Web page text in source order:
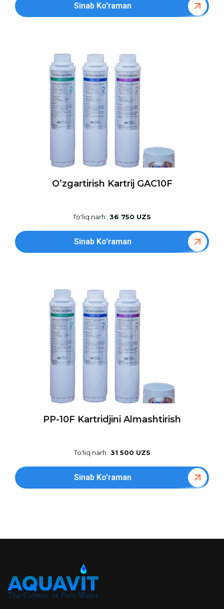
Sinab Ko'raman
O’zgartirish Kartrij GAC10F
To'liq narh: 36 750 UZS
Sinab Ko'raman
PP-10F Kartridjini Almashtirish
To'liq narh: 31 500 UZS
Sinab Ko'raman